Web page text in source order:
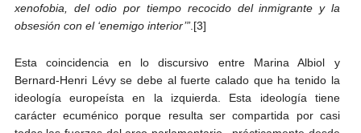
xenofobia, del odio por tiempo recocido del inmigrante y la
obsesión con el ‘enemigo interior’”.[3]
Esta coincidencia en lo discursivo entre Marina Albiol y
Bernard-Henri Lévy se debe al fuerte calado que ha tenido la
ideología europeísta en la izquierda. Esta ideología tiene
carácter ecuménico porque resulta ser compartida por casi